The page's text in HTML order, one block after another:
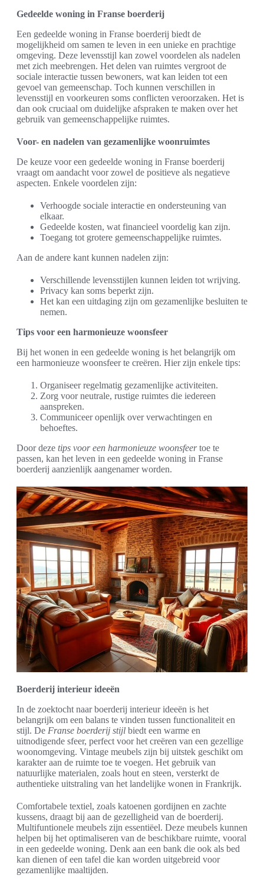
Gedeelde woning in Franse boerderij
Een gedeelde woning in Franse boerderij biedt de
mogelijkheid om samen te leven in een unieke en prachtige
omgeving. Deze levensstijl kan zowel voordelen als nadelen
met zich meebrengen. Het delen van ruimtes vergroot de
sociale interactie tussen bewoners, wat kan leiden tot een
gevoel van gemeenschap. Toch kunnen verschillen in
levensstijl en voorkeuren soms conflicten veroorzaken. Het is
dan ook cruciaal om duidelijke afspraken te maken over het
gebruik van gemeenschappelijke ruimtes.
Voor- en nadelen van gezamenlijke woonruimtes
De keuze voor een gedeelde woning in Franse boerderij
vraagt om aandacht voor zowel de positieve als negatieve
aspecten. Enkele voordelen zijn:
Verhoogde sociale interactie en ondersteuning van
elkaar.
Gedeelde kosten, wat financieel voordelig kan zijn.
Toegang tot grotere gemeenschappelijke ruimtes.
Aan de andere kant kunnen nadelen zijn:
Verschillende levensstijlen kunnen leiden tot wrijving.
Privacy kan soms beperkt zijn.
Het kan een uitdaging zijn om gezamenlijke besluiten te
nemen.
Tips voor een harmonieuze woonsfeer
Bij het wonen in een gedeelde woning is het belangrijk om
een harmonieuze woonsfeer te creëren. Hier zijn enkele tips:
Organiseer regelmatig gezamenlijke activiteiten.
Zorg voor neutrale, rustige ruimtes die iedereen
aanspreken.
Communiceer openlijk over verwachtingen en
behoeftes.
Door deze tips voor een harmonieuze woonsfeertoe te
passen, kan het leven in een gedeelde woning in Franse
boerderij aanzienlijk aangenamer worden.
Boerderij interieur ideeën
In de zoektocht naar boerderij interieur ideeën is het
belangrijk om een balans te vinden tussen functionaliteit en
stijl. De Franse boerderij stijl biedt een warme en
uitnodigende sfeer, perfect voor het creëren van een gezellige
woonomgeving. Vintage meubels zijn bij uitstek geschikt om
karakter aan de ruimte toe te voegen. Het gebruik van
natuurlijke materialen, zoals hout en steen, versterkt de
authentieke uitstraling van het landelijke wonen in Frankrijk.
Comfortabele textiel, zoals katoenen gordijnen en zachte
kussens, draagt bij aan de gezelligheid van de boerderij.
Multifuntionele meubels zijn essentiëel. Deze meubels kunnen
helpen bij het optimaliseren van de beschikbare ruimte, vooral
in een gedeelde woning. Denk aan een bank die ook als bed
kan dienen of een tafel die kan worden uitgebreid voor
gezamenlijke maaltijden.